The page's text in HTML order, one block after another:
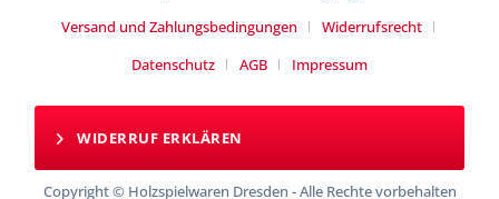
Versand und Zahlungsbedingungen
Widerrufsrecht
Datenschutz
AGB Impressum
WIDERRUF ERKLÄREN
Copyright © Holzspielwaren Dresden - Alle Rechte vorbehalten